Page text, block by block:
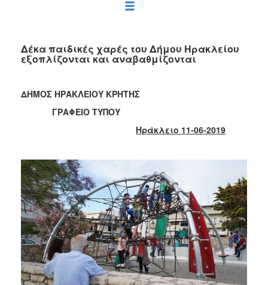
2022
2021
2019
2018
2015
2013
2012
2011
2010
2006
Δέκα παιδικές χαρές του Δήμου Ηρακλείου
εξοπλίζονται και αναβαθμίζονται
ΔΗΜΟΣ ΗΡΑΚΛΕΙΟΥ ΚΡΗΤΗΣ
ΓΡΑΦΕΙΟ ΤΥΠΟΥ
Ηράκλειο 11-06-2019